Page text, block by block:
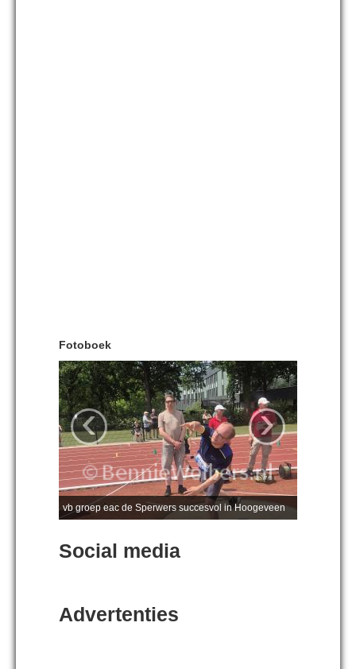
Fotoboek
vb groep eac de Sperwers succesvol in Hoogeveen
‹ ›
Social media
Advertenties